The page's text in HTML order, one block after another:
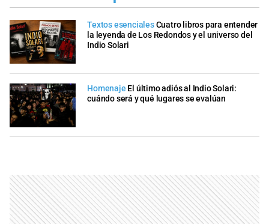
Textos esencialesCuatro libros para entender
la leyenda de Los Redondos y el universo del
Indio Solari
Homenaje El último adiós al Indio Solari:
cuándo será y qué lugares se evalúan